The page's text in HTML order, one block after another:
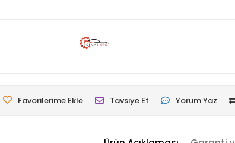
Favorilerime Ekle Tavsiye Et Yorum Yaz